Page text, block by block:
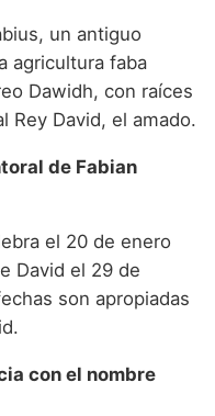
un antiguo
agricultura faba
Dawidh, con raíces
Rey David, el amado.
de Fabian
el 20 de enero
David el 29 de
son apropiadas
con el nombre